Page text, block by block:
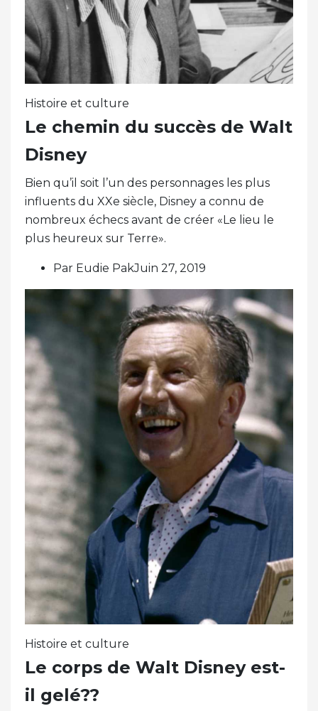
Histoire et culture
Le chemin du succès de Walt
Disney
Bien qu’il soit l’un des personnages les plus
influents du XXe siècle, Disney a connu de
nombreux échecs avant de créer «Le lieu le
plus heureux sur Terre».
Par Eudie PakJuin 27, 2019
Histoire et culture
Le corps de Walt Disney est-
il gelé??